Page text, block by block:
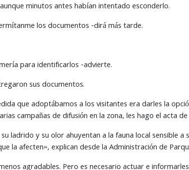
minutos antes habían intentado esconderlo.
los documentos -dirá más tarde.
para identificarlos -advierte.
sus documentos.
que adoptábamos a los visitantes era darles la
campañas de difusión en la zona, les hago el acta
ladrido y su olor ahuyentan a la fauna local sensible
la afecten», explican desde la Administración de